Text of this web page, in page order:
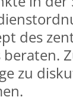
des
zu